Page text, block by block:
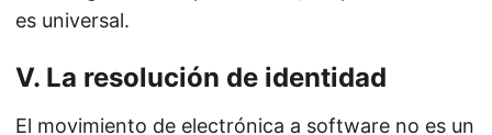
es universal.
V. La resolución de identidad
El movimiento de electrónica a software no es un